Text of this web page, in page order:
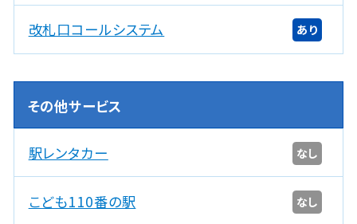
改札口コールシステム あり
その他サービス
駅レンタカー なし
こども110番の駅 なし